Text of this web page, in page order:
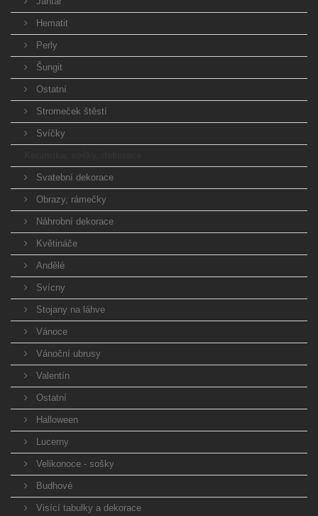
Hematit
Perly
Šungit
Ostatní
Stromeček štěstí
Svíčky
Svatební dekorace
Obrazy, rámečky
Náhrobní dekorace
Květináče
Andělé
Svícny
Stojany na láhve
Vánoce
Vánoční ubrusy
Valentín
Ostatní
Halloween
Lucerny
Velikonoce - sošky
Budhové
Visící tabulky a dekorace